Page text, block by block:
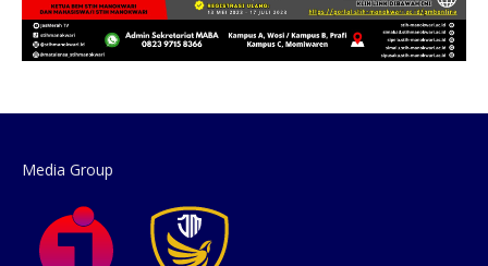
Media Group